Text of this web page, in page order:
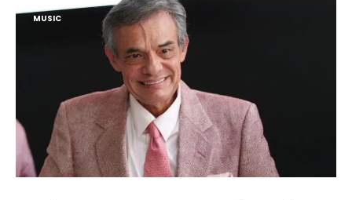
MUSIC